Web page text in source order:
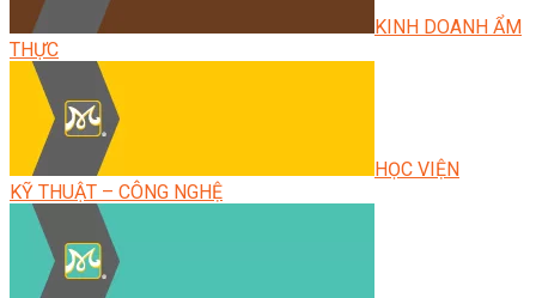
KINH DOANH ẨM
THỰC
HỌC VIỆN
KỸ THUẬT – CÔNG NGHỆ